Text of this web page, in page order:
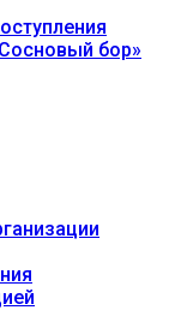
бор»